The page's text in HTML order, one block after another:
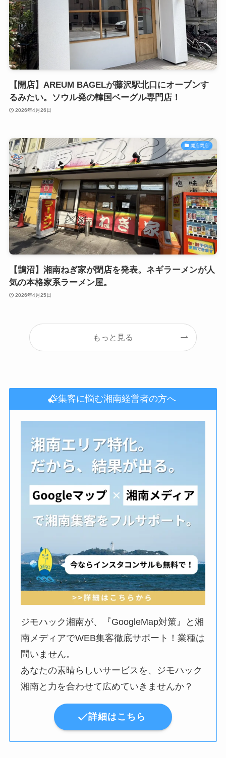
【開店】AREUM BAGELが藤沢駅北口にオープンす
るみたい。ソウル発の韓国ベーグル専門店！
2026年4月26日
開店閉店
【鵠沼】湘南ねぎ家が閉店を発表。ネギラーメンが人
気の本格家系ラーメン屋。
2026年4月25日
もっと見る
集客に悩む湘南経営者の方へ
ジモハック湘南が、『GoogleMap対策』と湘
南メディアでWEB集客徹底サポート！業種は
問いません。
あなたの素晴らしいサービスを、ジモハック
湘南と力を合わせて広めていきませんか？
詳細はこちら